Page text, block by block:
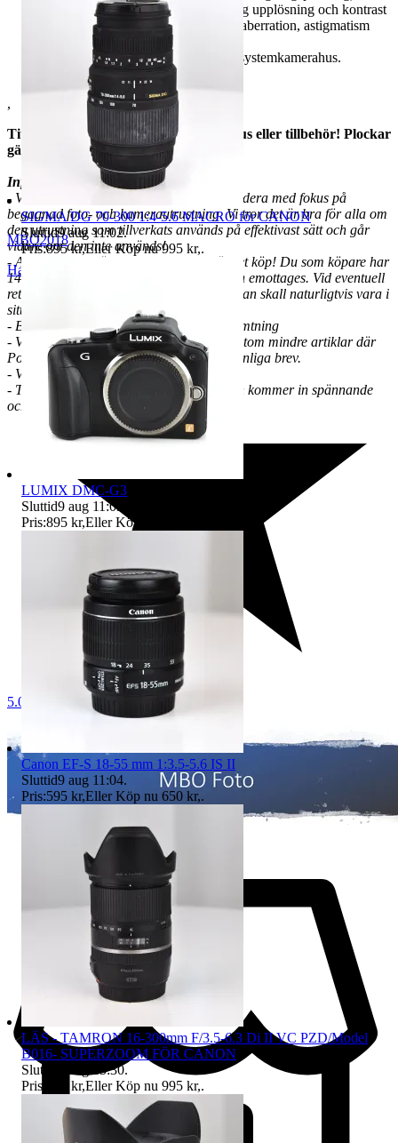
asfäriska linselement säkerställer hög upplösning och kontrast
samtidigt som de minimerar sfärisk aberration, astigmatism
och andra former av förvrängning.
Mönstrad yta som matchar Nikons systemkamerahus.
,
Titta gärna in i min butik för kamerahus eller tillbehör! Plockar
gärna ihop ett paket till dig!
Information:
- Välkommen till en liten web shop på Tradera med fokus på
begagnad foto- och kamerautrustning. Vi tror det är bra för alla om
den utrustning som tillverkats används på effektivast sätt och går
vidare om den inte används!
- Allt begagnat säljes med 14 dagars öppet köp! Du som köpare har
14 dagars ångerrätt från den dagen varan emottages. Vid eventuell
retur står köparen för returfrakten och varan skall naturligtvis vara i
sitt ursprungliga skick.
- Betalning bör ske inom 3 dagar, ej avhämtning
- Vi sänder allt spårbart via Schenker förutom mindre artiklar där
Postnord anges och då sker frakten via vanliga brev.
- VMB, Ej avdragbar moms
- Titta in då och då eftersom det hela tiden kommer in spännande
och nya fynd!
MBO2018
Hallsberg
5.0
SIGMA DG 70-300 1:4-5.6 MACRO för CANON
Sluttid9 aug 11:02.
Pris:895 kr,Eller Köp nu 995 kr,.
LUMIX DMC-G3
Sluttid9 aug 11:03
Pris:895 kr,Eller Köp nu
Canon EF-S 18-55 mm 1:3.5-5.6 IS II
Sluttid9 aug 11:04.
Pris:595 kr,Eller Köp nu 650 kr,.
LÄS - TAMRON 16-300mm F/3.5-6.3 Di II VC PZD/Model
B016- SUPERZOOM FÖR CANON
Sluttid
9 aug 15:30.
Pris:
795 kr,Eller Köp nu 995 kr,.